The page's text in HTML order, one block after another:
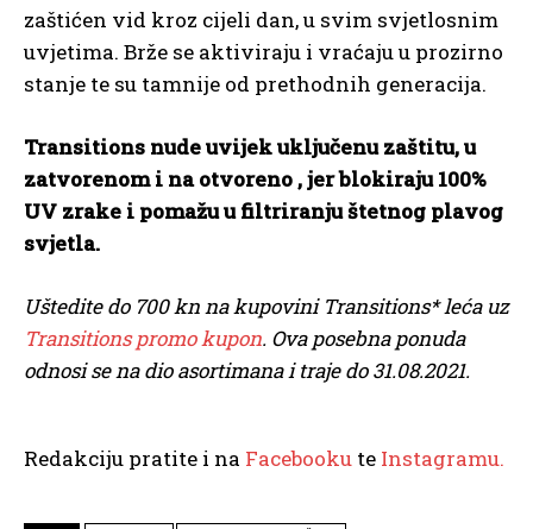
zaštićen vid kroz cijeli dan, u svim svjetlosnim
uvjetima. Brže se aktiviraju i vraćaju u prozirno
stanje te su tamnije od prethodnih generacija.
Transitions nude uvijek uključenu zaštitu, u
zatvorenom i na otvoreno , jer blokiraju 100%
UV zrake i pomažu u filtriranju štetnog plavog
svjetla.
Uštedite do 700 kn na kupovini Transitions* leća uz
Transitions promo kupon. Ova posebna ponuda
odnosi se na dio asortimana i traje do 31.08.2021.
Redakciju pratite i na Facebooku te Instagramu.